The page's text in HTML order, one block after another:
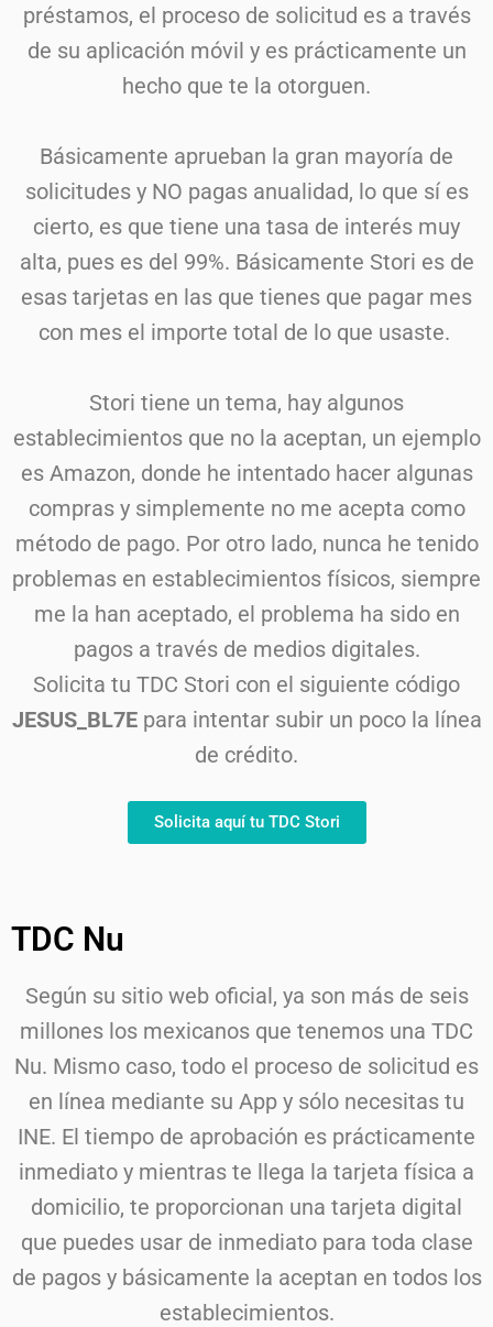
préstamos, el proceso de solicitud es a través
de su aplicación móvil y es prácticamente un
hecho que te la otorguen.
Básicamente aprueban la gran mayoría de
solicitudes y NO pagas anualidad, lo que sí es
cierto, es que tiene una tasa de interés muy
alta, pues es del 99%. Básicamente Stori es de
esas tarjetas en las que tienes que pagar mes
con mes el importe total de lo que usaste.
Stori tiene un tema, hay algunos
establecimientos que no la aceptan, un ejemplo
es Amazon, donde he intentado hacer algunas
compras y simplemente no me acepta como
método de pago. Por otro lado, nunca he tenido
problemas en establecimientos físicos, siempre
me la han aceptado, el problema ha sido en
pagos a través de medios digitales.
Solicita tu TDC Stori con el siguiente código
JESUS_BL7Epara intentar subir un poco la línea
de crédito.
Solicita aquí tu TDC Stori
TDC Nu
Según su sitio web oficial, ya son más de seis
millones los mexicanos que tenemos una TDC
Nu. Mismo caso, todo el proceso de solicitud es
en línea mediante su App y sólo necesitas tu
INE. El tiempo de aprobación es prácticamente
inmediato y mientras te llega la tarjeta física a
domicilio, te proporcionan una tarjeta digital
que puedes usar de inmediato para toda clase
de pagos y básicamente la aceptan en todos los
establecimientos.